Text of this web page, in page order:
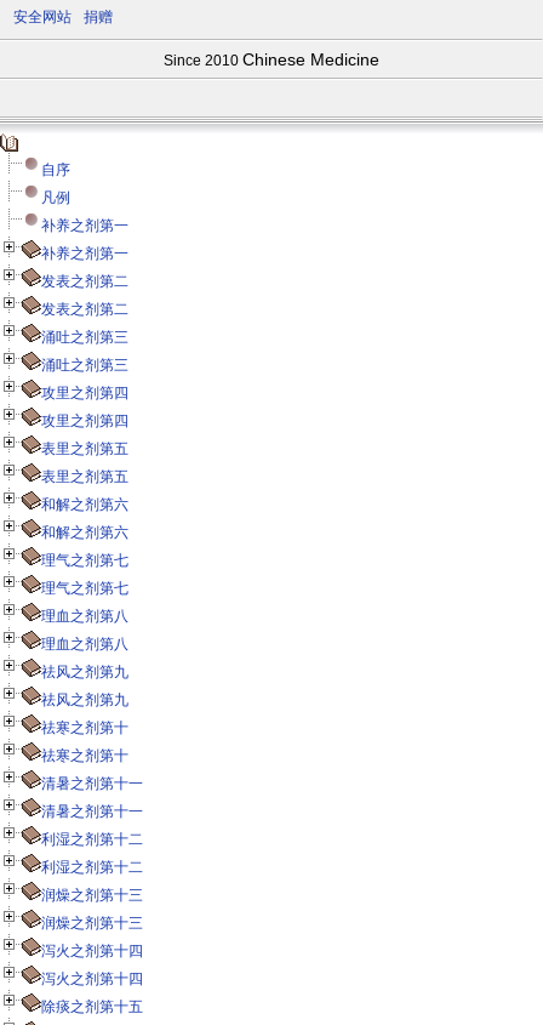
安全网站
捐赠
Since 2010 Chinese Medicine
自序
凡例
补养之剂第一
补养之剂第一
发表之剂第二
发表之剂第二
涌吐之剂第三
涌吐之剂第三
攻里之剂第四
攻里之剂第四
表里之剂第五
表里之剂第五
和解之剂第六
和解之剂第六
理气之剂第七
理气之剂第七
理血之剂第八
理血之剂第八
祛风之剂第九
祛风之剂第九
祛寒之剂第十
祛寒之剂第十
清暑之剂第十一
清暑之剂第十一
利湿之剂第十二
利湿之剂第十二
润燥之剂第十三
润燥之剂第十三
泻火之剂第十四
泻火之剂第十四
除痰之剂第十五